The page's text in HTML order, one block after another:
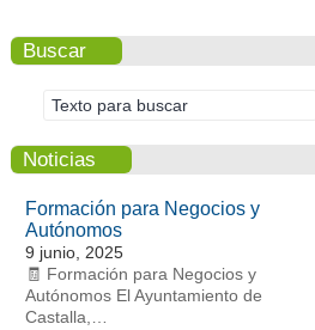
Buscar
Noticias
Formación para Negocios y
Autónomos
9 junio, 2025
🧾 Formación para Negocios y
Autónomos El Ayuntamiento de
Castalla,…